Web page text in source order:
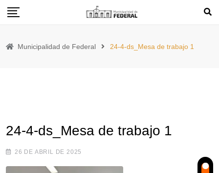
Skip
Municipalidad de Federal 24-4-ds_Mesa de trabajo 1
24-4-ds_Mesa de trabajo 1
26 DE ABRIL DE 2025